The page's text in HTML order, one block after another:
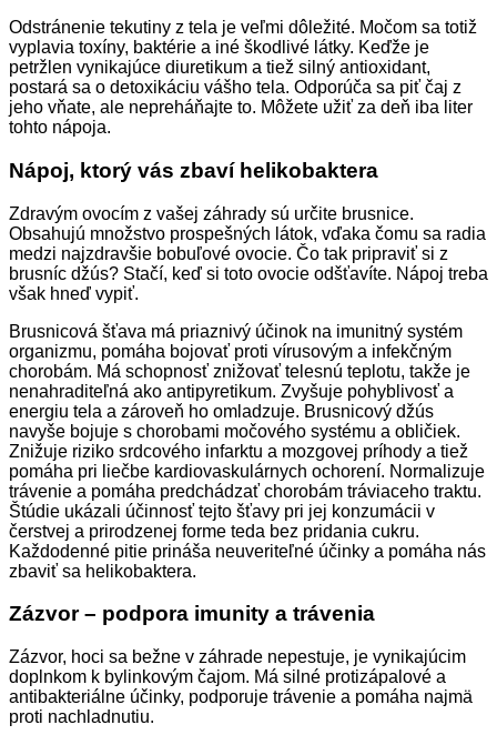
Odstránenie tekutiny z tela je veľmi dôležité. Močom sa totiž
vyplavia toxíny, baktérie a iné škodlivé látky. Keďže je
petržlen vynikajúce diuretikum a tiež silný antioxidant,
postará sa o detoxikáciu vášho tela. Odporúča sa piť čaj z
jeho vňate, ale nepreháňajte to. Môžete užiť za deň iba liter
tohto nápoja.
Nápoj, ktorý vás zbaví helikobaktera
Zdravým ovocím z vašej záhrady sú určite brusnice.
Obsahujú množstvo prospešných látok, vďaka čomu sa radia
medzi najzdravšie bobuľové ovocie. Čo tak pripraviť si z
brusníc džús? Stačí, keď si toto ovocie odšťavíte. Nápoj treba
však hneď vypiť.
Brusnicová šťava má priaznivý účinok na imunitný systém
organizmu, pomáha bojovať proti vírusovým a infekčným
chorobám. Má schopnosť znižovať telesnú teplotu, takže je
nenahraditeľná ako antipyretikum. Zvyšuje pohyblivosť a
energiu tela a zároveň ho omladzuje. Brusnicový džús
navyše bojuje s chorobami močového systému a obličiek.
Znižuje riziko srdcového infarktu a mozgovej príhody a tiež
pomáha pri liečbe kardiovaskulárnych ochorení. Normalizuje
trávenie a pomáha predchádzať chorobám tráviaceho traktu.
Štúdie ukázali účinnosť tejto šťavy pri jej konzumácii v
čerstvej a prirodzenej forme teda bez pridania cukru.
Každodenné pitie prináša neuveriteľné účinky a pomáha nás
zbaviť sa helikobaktera.
Zázvor – podpora imunity a trávenia
Zázvor, hoci sa bežne v záhrade nepestuje, je vynikajúcim
doplnkom k bylinkovým čajom. Má silné protizápalové a
antibakteriálne účinky, podporuje trávenie a pomáha najmä
proti nachladnutiu.